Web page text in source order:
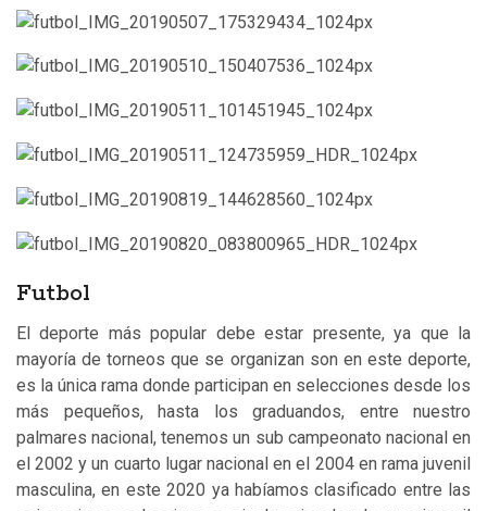
Futbol
El deporte más popular debe estar presente, ya que la
mayoría de torneos que se organizan son en este deporte,
es la única rama donde participan en selecciones desde los
más pequeños, hasta los graduandos, entre nuestro
palmares nacional, tenemos un sub campeonato nacional en
el 2002 y un cuarto lugar nacional en el 2004 en rama juvenil
masculina, en este 2020 ya habíamos clasificado entre las